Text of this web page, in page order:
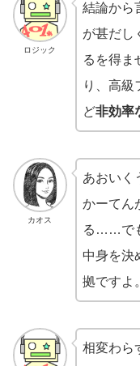
ロジック
結論から
が甚だし
るを得ま
り、高級
ど非効率
カオス
あおいく
かーてん
る……で
中身を決
拠ですよ。
相変わら